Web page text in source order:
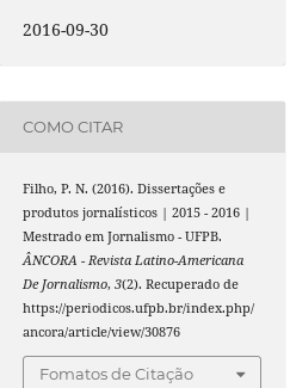
2016-09-30
COMO CITAR
Filho, P. N. (2016). Dissertações e
produtos jornalísticos | 2015 - 2016 |
Mestrado em Jornalismo - UFPB.
ÂNCORA - Revista Latino-Americana
De Jornalismo,3(2). Recuperado de
https://periodicos.ufpb.br/index.php/
ancora/article/view/30876
Fomatos de Citação